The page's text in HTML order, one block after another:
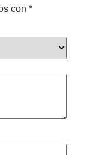
con *